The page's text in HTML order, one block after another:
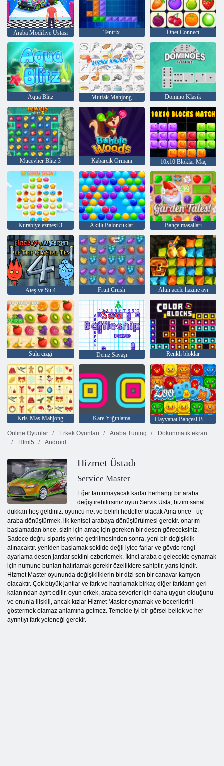
Araba Modifiye Ustası Tentrix Onet Connect
Aqua Blitz Mutfak Mahjong Domino Klasik
Mücevher Blitz 3 Kabarcık Ormanı 10x10 Bloklar Maç
Kurabiye ezmesi 3 Akıllı Baloncuklar Bahçe masalları
Ateş ve Su 4 Fruit Crush Altın acele hazine avı
Sulu çizgi Deniz Savaşı Renkli bloklar
Kris-Mas Mahjong Kare Yığınlama
Online Oyunlar
Erkek Oyunları Araba Tuning
Dokunmatik ekran
Html5
Android
Hizmet Üstadı
Service Master
Eğer tanınmayacak kadar herhangi bir araba
değiştirebilirsiniz oyun Servis Usta, bizim sanal
dükkan hoş geldiniz. oyuncu net ve belirli hedefler olacak Ama önce - üç
araba dönüştürmek. ilk kentsel arabaya dönüştürülmesi gerekir. onarım
başlamadan önce, sizin için amaç için gereken bir desen göreceksiniz.
Sadece doğru sipariş yerine getirilmesinden sonra, yeni bir değişiklik
alınacaktır. yeniden başlamak şekilde değil iyice farlar ve gövde rengi
ayarlama desen jantlar şeklini ezberlemek. İkinci araba o gelecekte oynamak
için numune bunları hatırlamak gerekir özelliklere sahiptir, yarış içindir.
Hizmet Master oyununda değişikliklerin bir dizi son bir canavar kamyon
olacaktır. Çok büyük jantlar ve fark ve hatırlamak birkaç diğer farkların geri
kalanından ayırt edilir. oyun erkek, araba severler için daha uygun olduğunu
ve onunla ilişkili, ancak kızlar Hizmet Master oynamak ve becerilerini
göstermek olamaz anlamına gelmez. Temelde iyi bir görsel bellek ve her
ayrıntıyı fark yeteneği gerekir.